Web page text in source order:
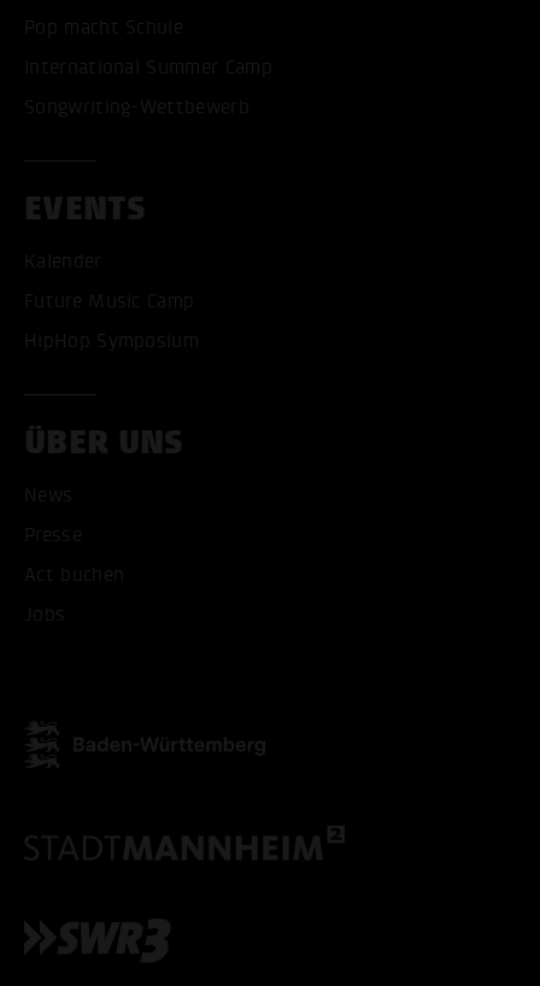
Pop macht Schule
International Summer Camp
Songwriting-Wettbewerb
EVENTS
Kalender
Future Music Camp
HipHop Symposium
ÜBER UNS
News
Presse
Act buchen
Jobs